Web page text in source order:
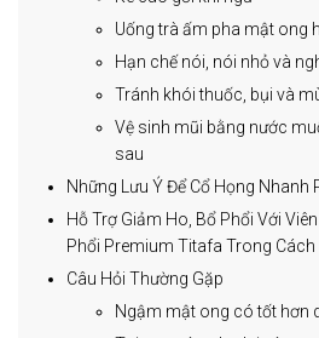
Uống trà ấm pha mật ong
Hạn chế nói, nói nhỏ và
Tránh khói thuốc, bụi và
Vệ sinh mũi bằng nước
sau
Những Lưu Ý Để Cổ Họng Nhanh
Hỗ Trợ Giảm Ho, Bổ Phổi Với
Phổi Premium Titafa Trong Cách
Câu Hỏi Thường Gặp
Ngậm mật ong có tốt hơn